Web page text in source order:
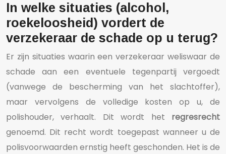
In welke situaties (alcohol,
roekeloosheid) vordert de
verzekeraar de schade op u terug?
Er zijn situaties waarin een verzekeraar weliswaar de
schade aan een eventuele tegenpartij vergoedt
(vanwege de bescherming van het slachtoffer),
maar vervolgens de volledige kosten op u, de
polishouder, verhaalt. Dit wordt het regresrecht
genoemd. Dit recht wordt toegepast wanneer u de
polisvoorwaarden ernstig heeft geschonden. Het is de